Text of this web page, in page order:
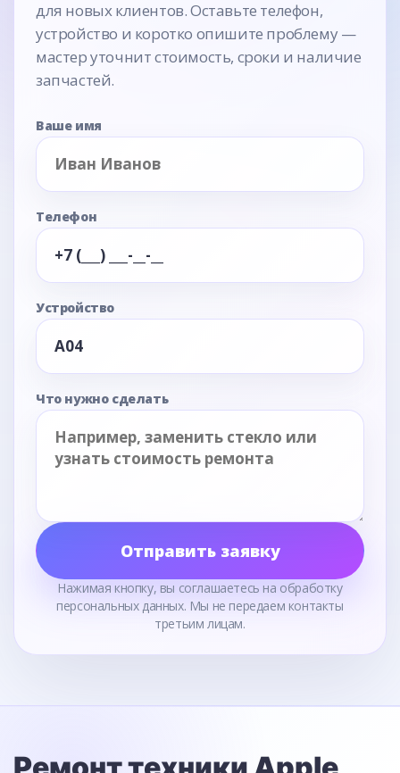
для новых клиентов. Оставьте телефон,
устройство и коротко опишите проблему —
мастер уточнит стоимость, сроки и наличие
запчастей.
Ваше имя
Телефон
Устройство
Что нужно сделать
Отправить заявку
Нажимая кнопку, вы соглашаетесь на обработку
персональных данных. Мы не передаем контакты
третьим лицам.